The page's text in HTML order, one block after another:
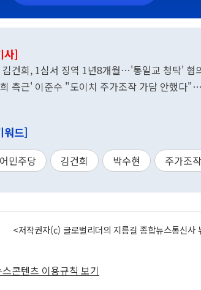
사]
건희, 1심서 징역 1년8개월…'통일교 청탁' 혐
측근' 이준수 "도이치 주가조작 가담 안했다
워드]
민주당 김건희 박수현 주가조작
<저작권자(c) 글로벌리더의 지름길 종합뉴스통신
콘텐츠 이용규칙 보기